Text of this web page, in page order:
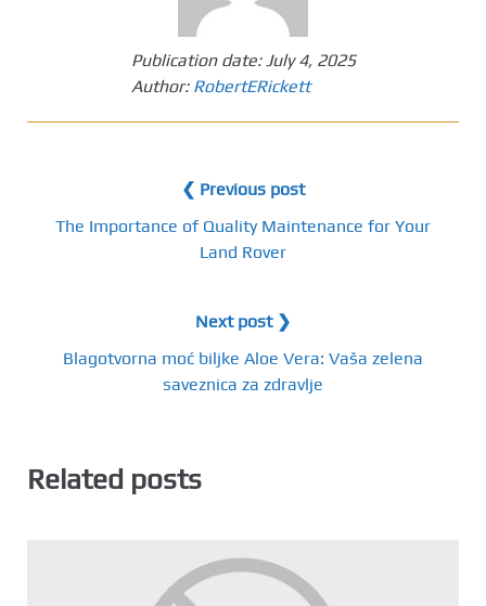
Publication date:July 4, 2025
Author: RobertERickett
❮ Previous post
The Importance of Quality Maintenance for Your
Land Rover
Next post ❯
Blagotvorna moć biljke Aloe Vera: Vaša zelena
saveznica za zdravlje
Related posts